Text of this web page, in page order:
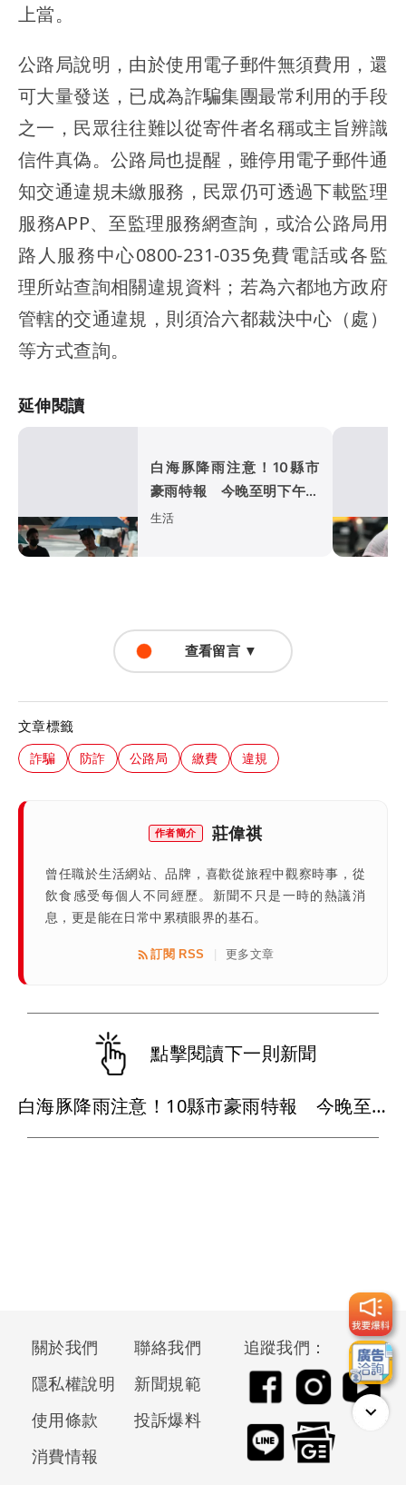
上當。
公路局說明，由於使用電子郵件無須費用，還
可大量發送，已成為詐騙集團最常利用的手段
之一，民眾往往難以從寄件者名稱或主旨辨識
信件真偽。公路局也提醒，雖停用電子郵件通
知交通違規未繳服務，民眾仍可透過下載監理
服務APP、至監理服務網查詢，或洽公路局用
路人服務中心0800-231-035免費電話或各監
理所站查詢相關違規資料；若為六都地方政府
管轄的交通違規，則須洽六都裁決中心（處）
等方式查詢。
延伸閱讀
白海豚降雨注意！10縣市
豪雨特報 今晚至明下午受
影響
生活
查看留言 ▼
文章標籤
詐騙 防詐 公路局 繳費 違規
作者簡介 莊偉祺
曾任職於生活網站、品牌，喜歡從旅程中觀察時事，從
飲食感受每個人不同經歷。新聞不只是一時的熱議消
息，更是能在日常中累積眼界的基石。
訂閱 RSS 更多文章
點擊閱讀下一則新聞
白海豚降雨注意！10縣市豪雨特報 今晚至明下午受影響
關於我們
聯絡我們
隱私權說明
新聞規範
使用條款
投訴爆料
消費情報
追蹤我們：